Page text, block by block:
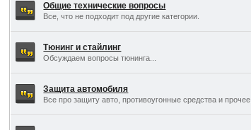
Общие технические вопросы
Все, что не подходит под другие категории.
Тюнинг и стайлинг
Обсуждаем вопросы тюнинга...
Защита автомобиля
Все про защиту авто, противоугонные средства и прочее.